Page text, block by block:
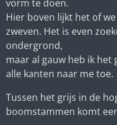
vorm te doen.
Hier boven lijkt het of
zweven. Het is even
ondergrond,
maar al gauw heb ik het
alle kanten naar me toe.
Tussen het grijs in de
boomstammen komt